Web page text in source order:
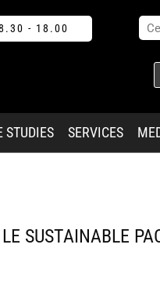
- 18.00
STUDIES SERVICES
SUSTAINABLE